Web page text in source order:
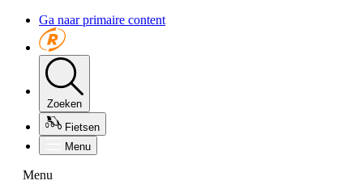
Ga naar primaire content
Zoeken
Fietsen
Menu
Menu